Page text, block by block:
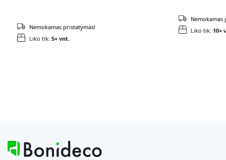
Liko tik: 5+ vnt.
Nemokamas pristatymas! Liko tik: 10+
Nemokamas